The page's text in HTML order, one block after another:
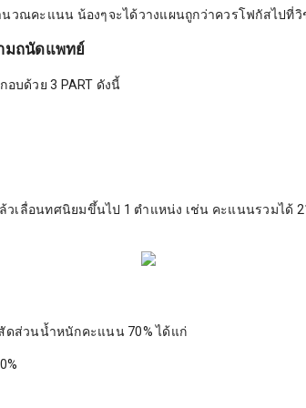
วณคะแนน น้องๆจะได้วางแผนถูกว่าควรโฟกัสไปที่
มถนัดแพทย์
บด้วย 3 PART ดังนี้
วเลื่อนทศนิยมขึ้นไป 1 ตำแหน่ง เช่น คะแนนรวมได้
ดส่วนน้ำหนักคะแนน 70% ได้แก่